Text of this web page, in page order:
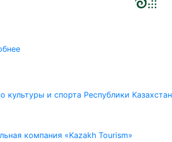
культуры и спорта Республики Казахстан
компания «Kazakh Tourism»